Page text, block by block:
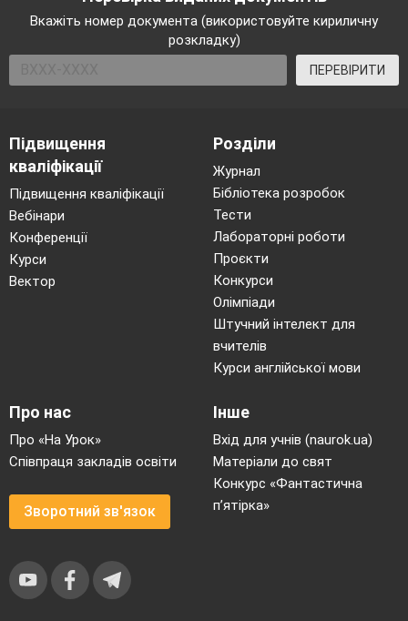
Вкажіть номер документа (використовуйте кириличну
розкладку)
ПЕРЕВІРИТИ
Підвищення
кваліфікації
Підвищення кваліфікації
Вебінари
Конференції
Курси
Вектор
Розділи
Журнал
Бібліотека розробок
Тести
Лабораторні роботи
Проєкти
Конкурси
Олімпіади
Штучний інтелект для
вчителів
Курси англійської мови
Про нас
Про «На Урок»
Співпраця закладів освіти
Зворотний зв'язок
Інше
Вхід для учнів (naurok.ua)
Матеріали до свят
Конкурс «Фантастична
п’ятірка»